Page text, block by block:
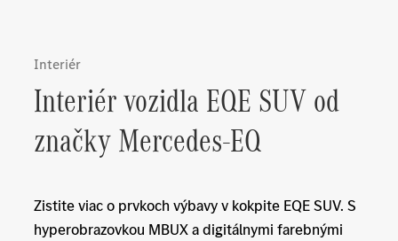
Interiér
Interiér vozidla EQE SUV od
značky Mercedes-EQ
Zistite viac o prvkoch výbavy v kokpite EQE SUV. S
hyperobrazovkou MBUX a digitálnymi farebnými